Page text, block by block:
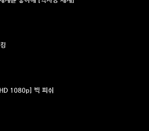
1080p] 빅 피쉬